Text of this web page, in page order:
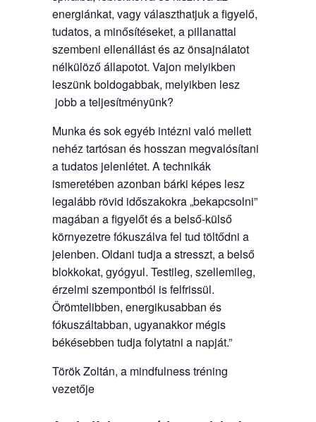
energiánkat, vagy választhatjuk a figyelő,
tudatos, a minősítéseket, a pillanattal
szembeni ellenállást és az önsajnálatot
nélkülöző állapotot. Vajon melyikben
leszünk boldogabbak, melyikben lesz
jobb a teljesítményünk?
Munka és sok egyéb intézni való mellett
nehéz tartósan és hosszan megvalósítani
a tudatos jelenlétet. A technikák
ismeretében azonban bárki képes lesz
legalább rövid időszakokra „bekapcsolni”
magában a figyelőt és a belső-külső
környezetre fókuszálva fel tud töltődni a
jelenben. Oldani tudja a stresszt, a belső
blokkokat, gyógyul. Testileg, szellemileg,
érzelmi szempontból is felfrissül.
Örömtelibben, energikusabban és
fókuszáltabban, ugyanakkor mégis
békésebben tudja folytatni a napját.”
Török Zoltán, a mindfulness tréning
vezetője